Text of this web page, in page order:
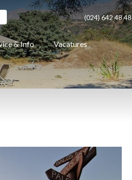
(024)642 4848
& Info Vacatures